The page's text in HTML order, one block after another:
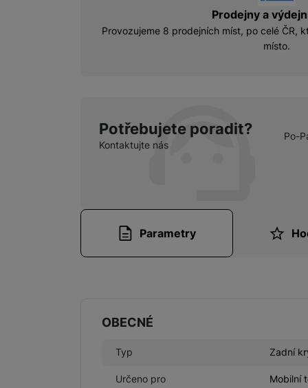
Prodejny a
Provozujeme 8 prodejních míst, po celé ČR,
místo.
Potřebujete poradit?
Kontaktujte nás
Po-
Parametry
OBECNÉ
Typ Zadní
Určeno pro Mobilní